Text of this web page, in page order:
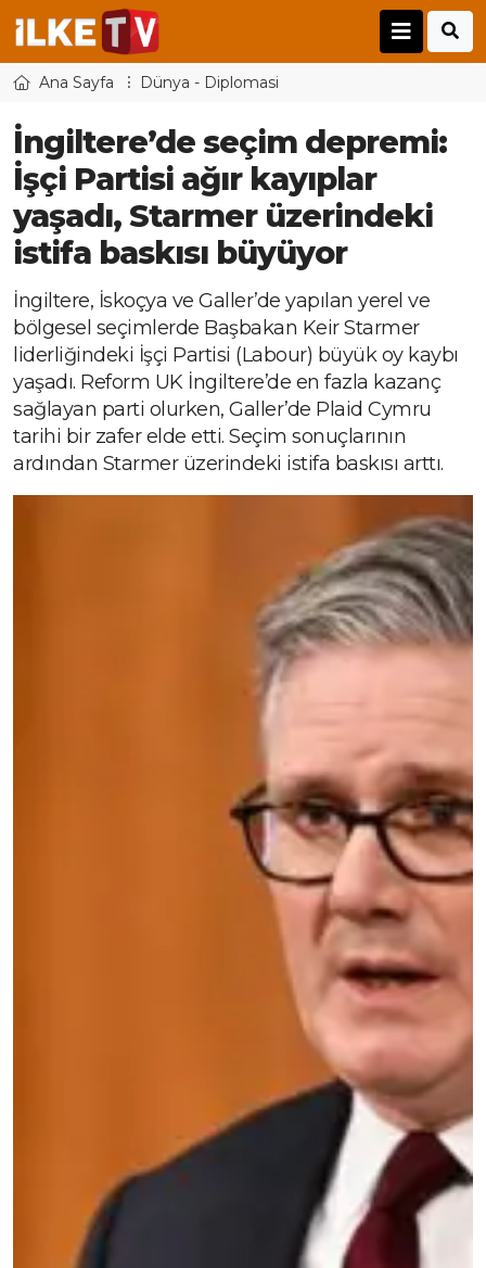
Ana Sayfa Dünya - Diplomasi
İngiltere’de seçim depremi:
İşçi Partisi ağır kayıplar
yaşadı, Starmer üzerindeki
istifa baskısı büyüyor
İngiltere, İskoçya ve Galler’de yapılan yerel ve
bölgesel seçimlerde Başbakan Keir Starmer
liderliğindeki İşçi Partisi (Labour) büyük oy kaybı
yaşadı. Reform UK İngiltere’de en fazla kazanç
sağlayan parti olurken, Galler’de Plaid Cymru
tarihi bir zafer elde etti. Seçim sonuçlarının
ardından Starmer üzerindeki istifa baskısı arttı.